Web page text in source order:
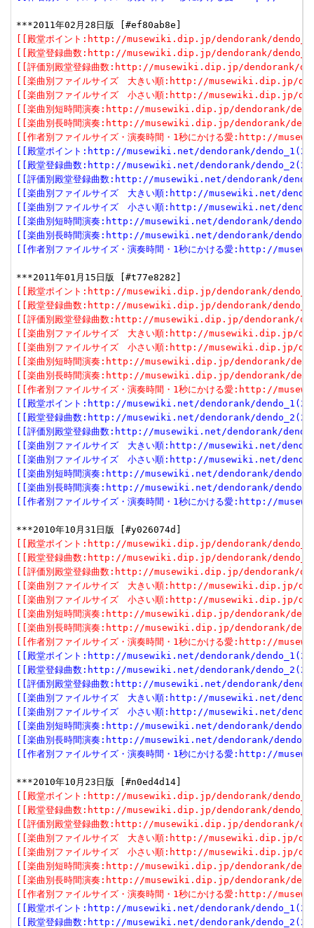
[[殿堂ポイント:http://musewiki.dip.jp/dendorank/
[[殿堂登録曲数:http://musewiki.dip.jp/dendorank/
[[評価別殿堂登録曲数:http://musewiki.dip.jp/dendorank/
[[楽曲別ファイルサイズ　大きい順:http://musewiki.dip.jp/
[[楽曲別ファイルサイズ　小さい順:http://musewiki.dip.jp/
[[楽曲別短時間演奏:http://musewiki.dip.jp/dendorank/
[[楽曲別長時間演奏:http://musewiki.dip.jp/dendorank/
[[作者別ファイルサイズ・演奏時間・1秒にかける愛:http://
[[殿堂ポイント:http://musewiki.net/dendorank/
[[殿堂登録曲数:http://musewiki.net/dendorank/
[[評価別殿堂登録曲数:http://musewiki.net/dendorank/
[[楽曲別ファイルサイズ　大きい順:http://musewiki.net/
[[楽曲別ファイルサイズ　小さい順:http://musewiki.net/
[[楽曲別短時間演奏:http://musewiki.net/dendorank/
[[楽曲別長時間演奏:http://musewiki.net/dendorank/
[[作者別ファイルサイズ・演奏時間・1秒にかける愛:http://
[[殿堂ポイント:http://musewiki.dip.jp/dendorank/
[[殿堂登録曲数:http://musewiki.dip.jp/dendorank/
[[評価別殿堂登録曲数:http://musewiki.dip.jp/dendorank/
[[楽曲別ファイルサイズ　大きい順:http://musewiki.dip.jp/
[[楽曲別ファイルサイズ　小さい順:http://musewiki.dip.jp/
[[楽曲別短時間演奏:http://musewiki.dip.jp/dendorank/
[[楽曲別長時間演奏:http://musewiki.dip.jp/dendorank/
[[作者別ファイルサイズ・演奏時間・1秒にかける愛:http://
[[殿堂ポイント:http://musewiki.net/dendorank/
[[殿堂登録曲数:http://musewiki.net/dendorank/
[[評価別殿堂登録曲数:http://musewiki.net/dendorank/
[[楽曲別ファイルサイズ　大きい順:http://musewiki.net/
[[楽曲別ファイルサイズ　小さい順:http://musewiki.net/
[[楽曲別短時間演奏:http://musewiki.net/dendorank/
[[楽曲別長時間演奏:http://musewiki.net/dendorank/
[[作者別ファイルサイズ・演奏時間・1秒にかける愛:http://
[[殿堂ポイント:http://musewiki.dip.jp/dendorank/
[[殿堂登録曲数:http://musewiki.dip.jp/dendorank/
[[評価別殿堂登録曲数:http://musewiki.dip.jp/dendorank/
[[楽曲別ファイルサイズ　大きい順:http://musewiki.dip.jp/
[[楽曲別ファイルサイズ　小さい順:http://musewiki.dip.jp/
[[楽曲別短時間演奏:http://musewiki.dip.jp/dendorank/
[[楽曲別長時間演奏:http://musewiki.dip.jp/dendorank/
[[作者別ファイルサイズ・演奏時間・1秒にかける愛:http://
[[殿堂ポイント:http://musewiki.net/dendorank/
[[殿堂登録曲数:http://musewiki.net/dendorank/
[[評価別殿堂登録曲数:http://musewiki.net/dendorank/
[[楽曲別ファイルサイズ　大きい順:http://musewiki.net/
[[楽曲別ファイルサイズ　小さい順:http://musewiki.net/
[[楽曲別短時間演奏:http://musewiki.net/dendorank/
[[楽曲別長時間演奏:http://musewiki.net/dendorank/
[[作者別ファイルサイズ・演奏時間・1秒にかける愛:http://
[[殿堂ポイント:http://musewiki.dip.jp/dendorank/
[[殿堂登録曲数:http://musewiki.dip.jp/dendorank/
[[評価別殿堂登録曲数:http://musewiki.dip.jp/dendorank/
[[楽曲別ファイルサイズ　大きい順:http://musewiki.dip.jp/
[[楽曲別ファイルサイズ　小さい順:http://musewiki.dip.jp/
[[楽曲別短時間演奏:http://musewiki.dip.jp/dendorank/
[[楽曲別長時間演奏:http://musewiki.dip.jp/dendorank/
[[作者別ファイルサイズ・演奏時間・1秒にかける愛:http://
[[殿堂ポイント:http://musewiki.net/dendorank/
[[殿堂登録曲数:http://musewiki.net/dendorank/